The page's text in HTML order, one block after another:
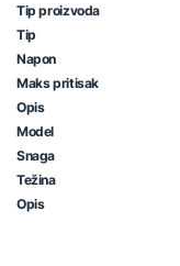
Tip proizvoda
Tip
Napon
Maks pritisak
Opis
Model
Snaga
Težina
Opis